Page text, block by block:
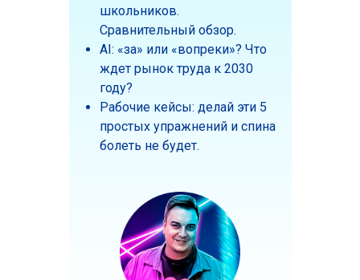
школьников.
Cравнительный обзор.
AI: «за» или «вопреки»? Что
ждет рынок труда к 2030
году?
Рабочие кейсы: делай эти 5
простых упражнений и спина
болеть не будет.